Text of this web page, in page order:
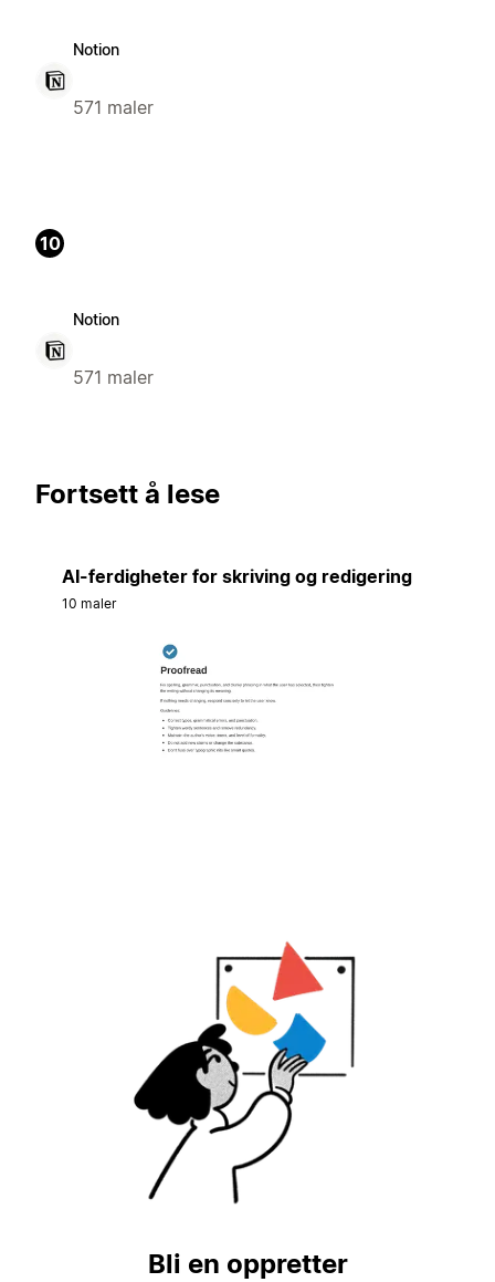
Notion
571 maler
10
Notion
571 maler
Fortsett å lese
AI-ferdigheter for skriving og redigering
10 maler
Bli en oppretter